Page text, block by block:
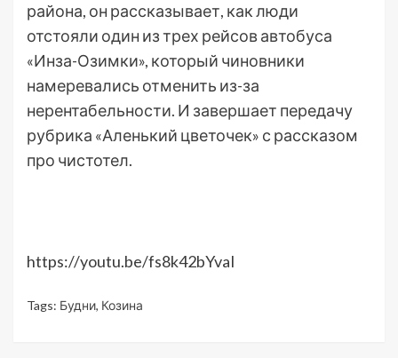
района, он рассказывает, как люди
отстояли один из трех рейсов автобуса
«Инза-Озимки», который чиновники
намеревались отменить из-за
нерентабельности. И завершает передачу
рубрика «Аленький цветочек» с рассказом
про чистотел.
https://youtu.be/fs8k42bYvaI
Tags: Будни, Козина